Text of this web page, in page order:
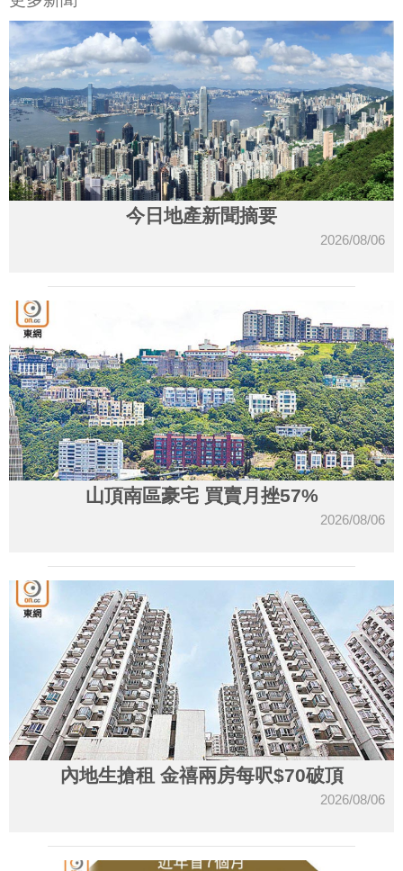
今日地產新聞摘要
2026/08/06
山頂南區豪宅 買賣月挫57%
2026/08/06
內地生搶租 金禧兩房每呎$70破頂
2026/08/06